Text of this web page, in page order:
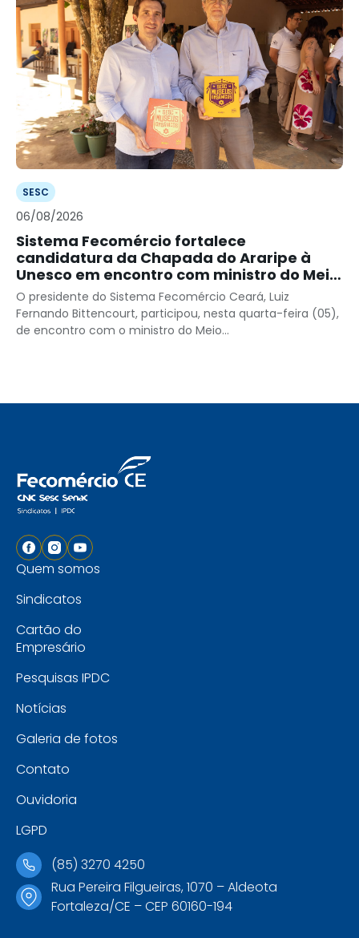
SESC
06/08/2026
Sistema Fecomércio fortalece
candidatura da Chapada do Araripe à
Unesco em encontro com ministro do Meio
Ambiente
O presidente do Sistema Fecomércio Ceará, Luiz
Fernando Bittencourt, participou, nesta quarta-feira (05),
de encontro com o ministro do Meio...
Quem somos
Sindicatos
Cartão do
Empresário
Pesquisas IPDC
Notícias
Galeria de fotos
Contato
Ouvidoria
LGPD
(85) 3270 4250
Rua Pereira Filgueiras, 1070 – Aldeota
Fortaleza/CE – CEP 60160-194